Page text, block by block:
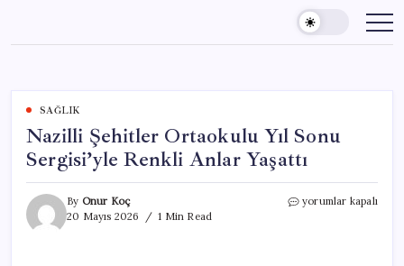
content
SAĞLIK
Nazilli Şehitler Ortaokulu Yıl Sonu
Sergisi’yle Renkli Anlar Yaşattı
By Onur Koç
20 Mayıs 2026
1 Min Read
Nazilli
yorumlar kapalı